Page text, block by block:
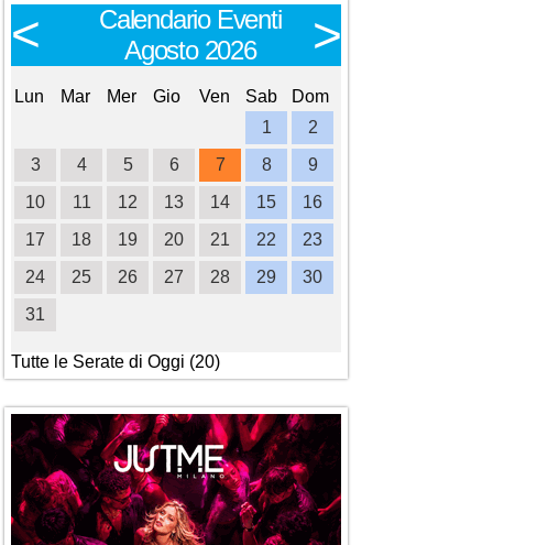
<
Calendario Eventi
Agosto 2026
>
Lun Mar Mer Gio Ven Sab
Dom
1
2
3
4 5 6 7 8
9
10
11 12 13 14 15
16
17
18 19 20 21 22
23
24
25 26 27 28 29
30
31
Tutte le Serate di Oggi (20)